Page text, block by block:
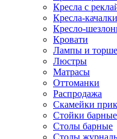
Кресла с
Кресла-качалки
Кресло-
Кровати
Лампы и
Люстры
Матрасы
Оттоманки
Распродажа
Скамейки
Стойки барные
Столы барные
Столы